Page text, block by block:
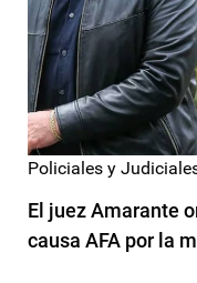
Policiales y
El juez Amarante
causa AFA por la